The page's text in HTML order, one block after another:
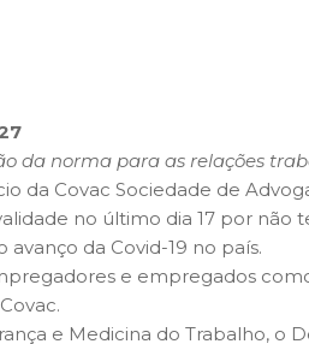
da norma para as relações
da Covac Sociedade de
no último dia 17 por
da Covid-19 no país.
e empregados
e Medicina do Trabalho, o